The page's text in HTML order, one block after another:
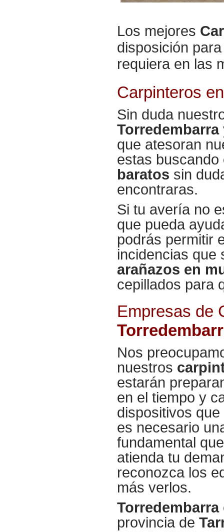
Los mejores
disposición
requiera en las
Carpinteros
Sin duda
Torredembarra
que atesoran
estas buscando
baratos sin
encontraras.
Si tu avería no
que pueda
podrás permitir
incidencias que
arañazos en
cepillados para
Empresas de
Nos
nuestros
estarán
en el tiempo y
dispositivos
es necesario
fundamental
atienda tu
reconozca los
más verlos.
Torredembarra
provincia de